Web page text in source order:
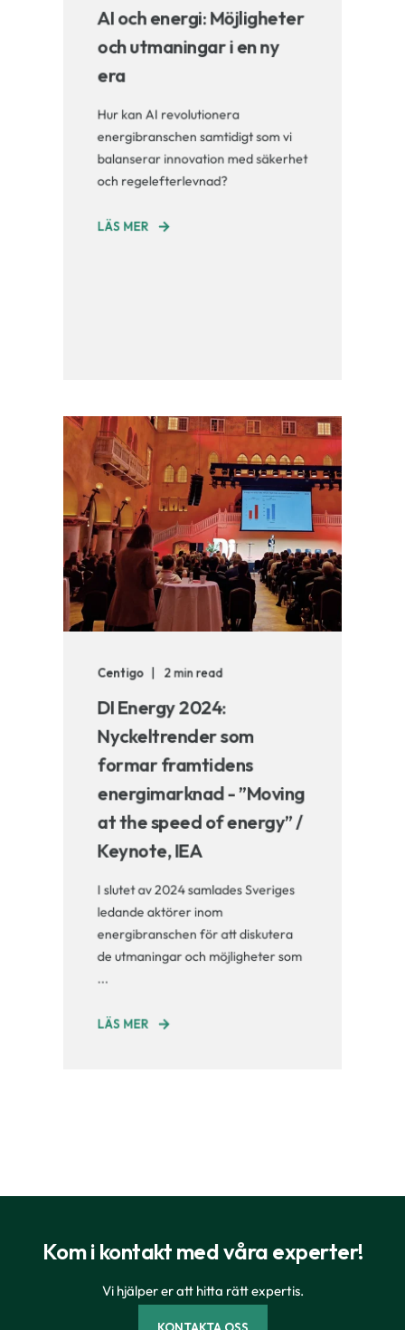
AI och energi: Möjligheter
och utmaningar i en ny
era
Hur kan AI revolutionera
energibranschen samtidigt som vi
balanserar innovation med säkerhet
och regelefterlevnad?
LÄS MER
Centigo 2 min read
DI Energy 2024:
Nyckeltrender som
formar framtidens
energimarknad - ”Moving
at the speed of energy” /
Keynote, IEA
I slutet av 2024 samlades Sveriges
ledande aktörer inom
energibranschen för att diskutera
de utmaningar och möjligheter som
...
LÄS MER
Kom i kontakt med våra experter!
Vi hjälper er att hitta rätt expertis.
KONTAKTA OSS